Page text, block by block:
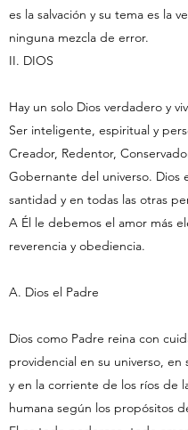
es la salvación y su tema es la
ninguna mezcla de error.
II. DIOS
Hay un solo Dios verdadero y
Ser inteligente, espiritual y
Creador, Redentor,
Gobernante del universo. Dios
santidad y en todas las otras
A Él le debemos el amor más
reverencia y obediencia.
A. Dios el Padre
Dios como Padre reina con
providencial en su universo, en
y en la corriente de los ríos de
humana según los propósitos